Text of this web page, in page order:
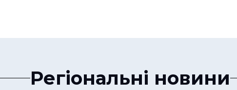
Регіональні новини